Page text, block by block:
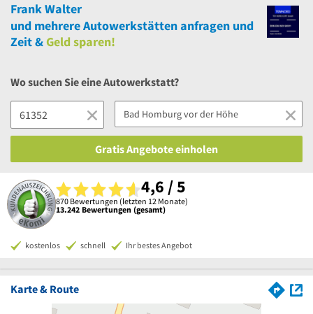
Frank Walter
und mehrereAutowerkstätten anfragen und
Zeit &Geld sparen!
Wo suchen Sie eine Autowerkstatt?
Gratis Angebote einholen
4,6 / 5
870 Bewertungen (letzten 12 Monate)
13.242 Bewertungen (gesamt)
kostenlos schnell Ihr bestes Angebot
Karte & Route